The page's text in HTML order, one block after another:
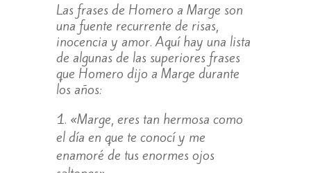
Las frases de Homero a Marge son
una fuente recurrente de risas,
inocencia y amor. Aquí hay una lista
de algunas de las superiores frases
que Homero dijo a Marge durante
los años:
«Marge, eres tan hermosa como
el día en que te conocí y me
enamoré de tus enormes ojos